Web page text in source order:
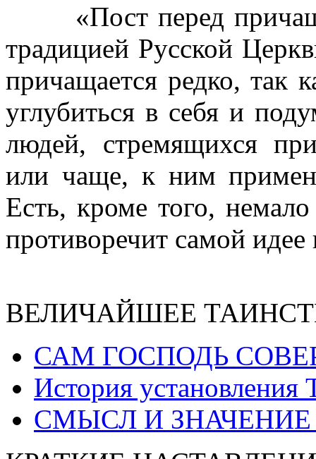
«Пост перед
традицией Русской
причащается редко, так
углубиться в себя и
людей, стремящихся
или чаще, к ним
Есть, кроме того,
противоречит самой идее
ВЕЛИЧАЙШЕЕ
САМ ГОСПОДЬ
История установления
СМЫСЛ И